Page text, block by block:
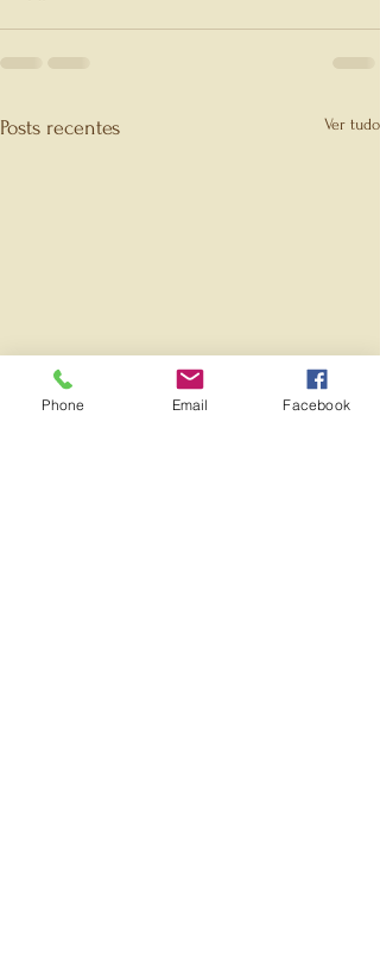
Posts recentes Ver tudo
Phone Email Facebook